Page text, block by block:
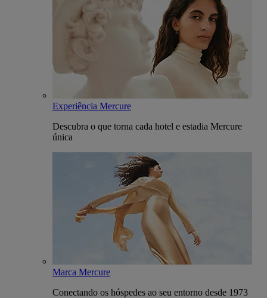
Experiência Mercure
Descubra o que torna cada hotel e estadia Mercure
única
Marca Mercure
Conectando os hóspedes ao seu entorno desde 1973